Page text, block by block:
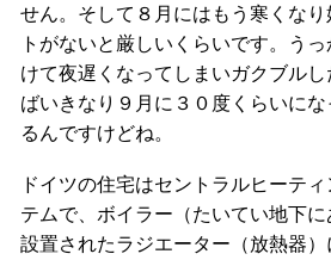
せん。そして８月にはもう寒くな
トがないと厳しいくらいです。う
けて夜遅くなってしまいガクブルし
ばいきなり９月に３０度くらいに
るんですけどね。
ドイツの住宅はセントラルヒーテ
テムで、ボイラー（たいてい地下
設置されたラジエーター（放熱器）